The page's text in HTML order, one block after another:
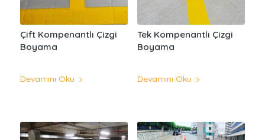
Çift Kompenantlı Çizgi
Boyama
Devamını Oku
Tek Kompenantlı Çizgi
Boyama
Devamını Oku